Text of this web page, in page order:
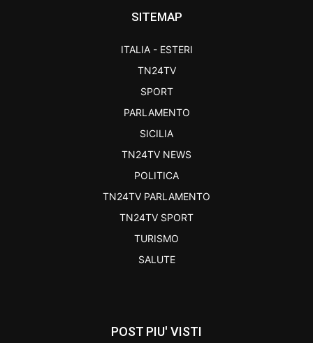
SITEMAP
ITALIA - ESTERI
TN24TV
SPORT
PARLAMENTO
SICILIA
TN24TV NEWS
POLITICA
TN24TV PARLAMENTO
TN24TV SPORT
TURISMO
SALUTE
POST PIU' VISTI